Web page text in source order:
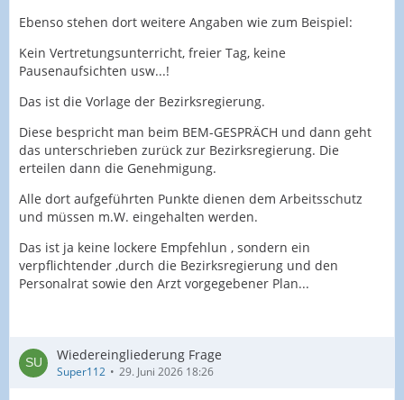
Ebenso stehen dort weitere Angaben wie zum Beispiel:
Kein Vertretungsunterricht, freier Tag, keine
Pausenaufsichten usw...!
Das ist die Vorlage der Bezirksregierung.
Diese bespricht man beim BEM-GESPRÄCH und dann geht
das unterschrieben zurück zur Bezirksregierung. Die
erteilen dann die Genehmigung.
Alle dort aufgeführten Punkte dienen dem Arbeitsschutz
und müssen m.W. eingehalten werden.
Das ist ja keine lockere Empfehlun , sondern ein
verpflichtender ,durch die Bezirksregierung und den
Personalrat sowie den Arzt vorgegebener Plan...
Wiedereingliederung Frage
Super112 29. Juni 2026 18:26